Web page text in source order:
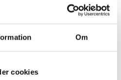
Om
cookies
land än våra grannländer
Medan engelskan i
du ska leva och vara en